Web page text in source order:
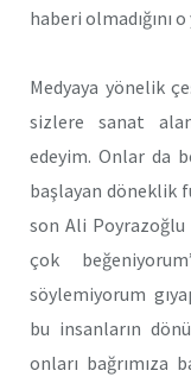
haberi olmadığını
Medyaya yönelik
sizlere sanat
edeyim. Onlar da
başlayan döneklik
son Ali Poyrazoğlu
çok
söylemiyorum
bu insanların
onları bağrımıza